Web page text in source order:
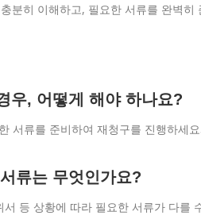
분히 이해하고, 필요한 서류를 완벽
우, 어떻게 해야 하나요?
서류를 준비하여 재청구를 진행하세
류는 무엇인가요?
등 상황에 따라 필요한 서류가 다를